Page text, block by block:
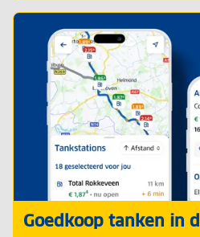
Goedkoop tanken in